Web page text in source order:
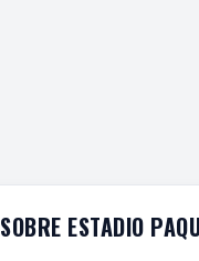
SOBRE ESTADIO